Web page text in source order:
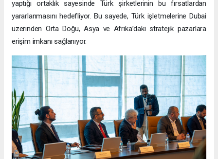
yaptığı ortaklık sayesinde Türk şirketlerinin bu fırsatlardan
yararlanmasını hedefliyor. Bu sayede, Türk işletmelerine Dubai
üzerinden Orta Doğu, Asya ve Afrika’daki stratejik pazarlara
erişim imkanı sağlanıyor.